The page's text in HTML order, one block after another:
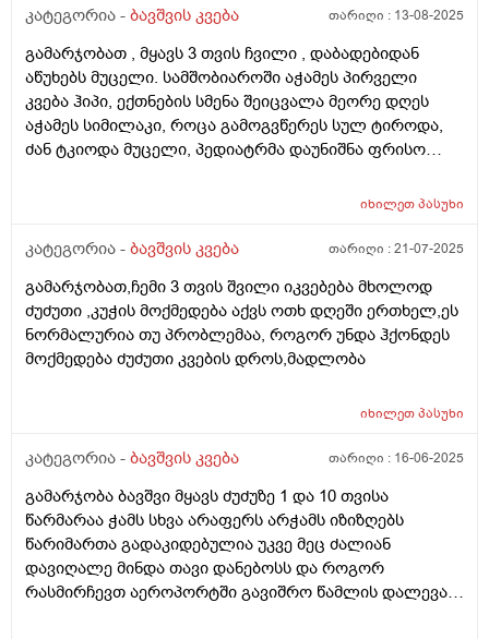
ორი ჭამა?ახალ დაბადებულზე მიცეს კლინიკაში და
დაკრისტალებული გავიდა კუჭშიო და ვერ მოინელაო
და ახლა ისეა რო არც ბოთლებს იწუნებს ნებისმიერი
სოსკიდან ჭამს ოღონდ ვაჭამოთ,პედიატრმა კი
გვითხრა ისე რო ცოტა ბევრიაო 120 გრამიო მაგრამ
გიჟადაა ქცეული და რავქნაათ?
სხვა რამე ანალიზი გავუკეთო კიდევ? ბავშვი აქტიურია
კატეგორია - ბავშვის კვება თარიღი : 13-08-2025
გამარჯობათ , მყავს 3 თვის ჩვილი , დაბადებიდან
აწუხებს მუცელი. სამშობიაროში აჭამეს პირველი
კვება ჰიპი, ექთნების სმენა შეიცვალა მეორე დღეს
აჭამეს სიმილაკი, როცა გამოგვწერეს სულ ტიროდა,
ძან ტკიოდა მუცელი, პედიატრმა დაუნიშნა ფრისო
კურკლებივით გადიოდა ბავშვი, დაუნიშნა პეპ აცე, პეპ
კომფორტ არ, ჰიპის კომფორტიც ვაჭამე,
გააგიჟა. გაზების წამლები უარეს უშვრება. და ბოლოს
ფრისო მულტიო მიიღო კარგად, გაზები ისევ აწუხებს
მაგრამ არ ტირის, ვაჭმევ ფრისო მულტიოს 2 თვიდან.
თხის რძეს აქებს ბევრი და როგორია??? . ორი კვირაა
ხმები და ბოლომდე არ ჭამდა, პედიატრმა დაუნიშნა
ერთი დღე მხოლოდ ერთხელ დღეში და დაიწყო ჭამა,
ათი დღის მერე ისევ ისე დაიწყო, დავალევინე კიდევ
და ჭამს ხუთი დღეა გასული, სულ ორჯერ მივეცი
ქვამატელი და ანოტაციაში წავიკითხე რომ
ჩვილებისთვის არ წერია, ძალიან შემეშინდა,
საყურადღებო ხომ არ არის? პედიატრი მარწმუნებს
რომ ვენდო უსაფრთხოა. თქვენ რას მეტყვით?
იხილეთპასუხი
კატეგორია - ბავშვის კვება თარიღი :21-07-2025
გამარჯობათ,ჩემი 3 თვის შვილი იკვებება მხოლოდ
ძუძუთი ,კუჭის მოქმედება აქვს ოთხ დღეში ერთხელ,ეს
ნორმალურია თუ პრობლემაა, როგორ უნდა ჰქონდეს
მოქმედება ძუძუთი კვების დროს,მადლობა
იხილეთპასუხი
კატეგორია - ბავშვის კვება თარიღი : 16-06-2025
გამარჯობა ბავშვი მყავს ძუძუზე 1 და 10 თვისა
წარმარაა ჭამს სხვა არაფერს არჭამს იზიზღებს
წარიმართა გადაკიდებულია უკვე მეც ძალიან
დავიღალე მინდა თავი დანებოსს და როგორ
რასმირჩევთ აეროპორტში გავიშრო წამლის დალევას